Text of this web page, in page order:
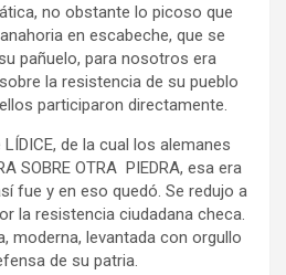
no obstante lo picoso que
en escabeche, que se
pañuelo, para nosotros era
la resistencia de su pueblo
participaron directamente.
de la cual los alemanes
SOBRE OTRA PIEDRA, esa era
fue y en eso quedó. Se redujo a
la resistencia ciudadana checa.
moderna, levantada con orgullo
de su patria.